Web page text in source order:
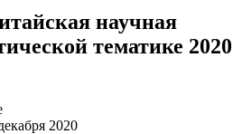
научная
тематике 2020
2020